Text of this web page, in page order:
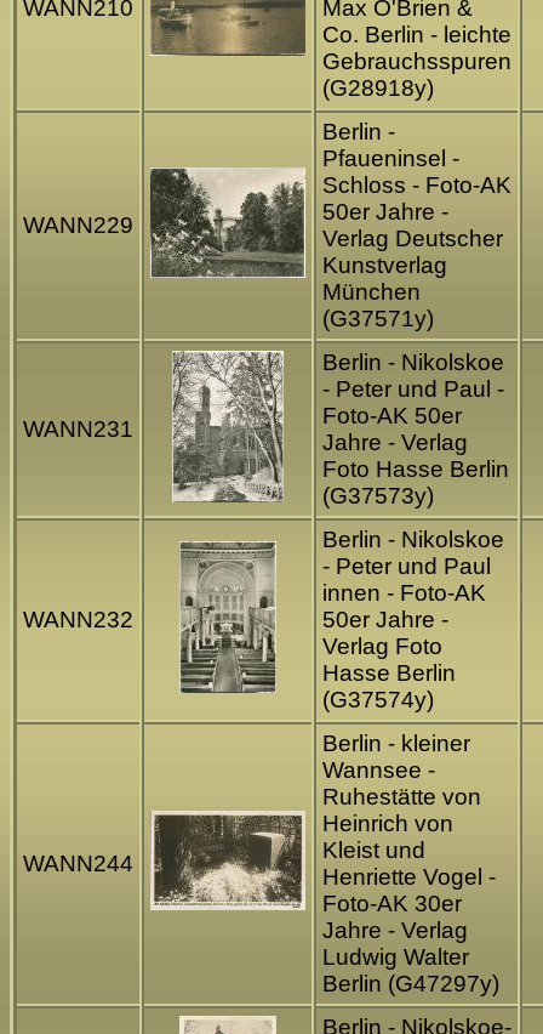
WANN210
Max O'Brien &
Co. Berlin - leichte
Gebrauchsspuren
(G28918y)
WANN229
Berlin -
Pfaueninsel -
Schloss - Foto-AK
50er Jahre -
Verlag Deutscher
Kunstverlag
München
(G37571y)
WANN231
Berlin - Nikolskoe
- Peter und Paul -
Foto-AK 50er
Jahre - Verlag
Foto Hasse Berlin
(G37573y)
WANN232
Berlin - Nikolskoe
- Peter und Paul
innen - Foto-AK
50er Jahre -
Verlag Foto
Hasse Berlin
(G37574y)
WANN244
Berlin - kleiner
Wannsee -
Ruhestätte von
Heinrich von
Kleist und
Henriette Vogel -
Foto-AK 30er
Jahre - Verlag
Ludwig Walter
Berlin (G47297y)
Berlin - Nikolskoe-